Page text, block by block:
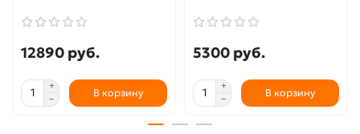
12890 руб.
В корзину
5300 руб.
В корзину